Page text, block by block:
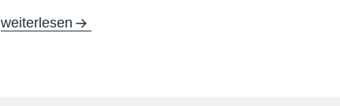
Simpler Passwort Generator
weiterlesen